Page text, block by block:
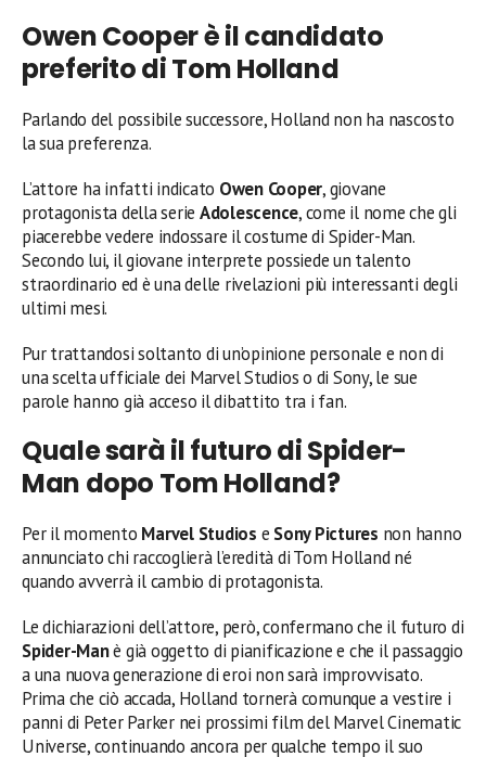
Owen Cooper è il candidato
preferito di Tom Holland
Parlando del possibile successore, Holland non ha nascosto
la sua preferenza.
L’attore ha infatti indicato Owen Cooper, giovane
protagonista della serie Adolescence, come il nome che gli
piacerebbe vedere indossare il costume di Spider-Man.
Secondo lui, il giovane interprete possiede un talento
straordinario ed è una delle rivelazioni più interessanti degli
ultimi mesi.
Pur trattandosi soltanto di un’opinione personale e non di
una scelta ufficiale dei Marvel Studios o di Sony, le sue
parole hanno già acceso il dibattito tra i fan.
Quale sarà il futuro di Spider-
Man dopo Tom Holland?
Per il momento Marvel Studios e Sony Pictures non hanno
annunciato chi raccoglierà l’eredità di Tom Holland né
quando avverrà il cambio di protagonista.
Le dichiarazioni dell’attore, però, confermano che il futuro di
Spider-Manè già oggetto di pianificazione e che il passaggio
a una nuova generazione di eroi non sarà improvvisato.
Prima che ciò accada, Holland tornerà comunque a vestire i
panni di Peter Parker nei prossimi film del Marvel Cinematic
Universe, continuando ancora per qualche tempo il suo